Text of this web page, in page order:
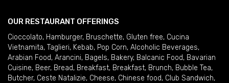
OUR RESTAURANT OFFERINGS
Cioccolato, Hamburger, Bruschette, Gluten free, Cucina
Vietnamita, Taglieri, Kebab, Pop Corn, Alcoholic Beverages,
Arabian Food, Arancini, Bagels, Bakery, Balcanic Food, Bavarian
Cuisine, Beer, Bread, Breakfast, Breakfast, Brunch, Bubble Tea,
Butcher, Ceste Natalizie, Cheese, Chinese food, Club Sandwich,